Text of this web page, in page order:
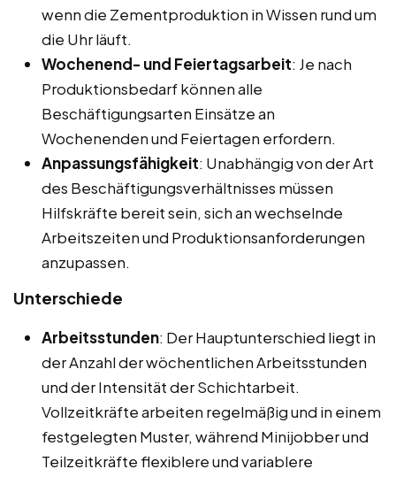
wenn die Zementproduktion in Wissen rund um
die Uhr läuft.
Wochenend- und Feiertagsarbeit: Je nach
Produktionsbedarf können alle
Beschäftigungsarten Einsätze an
Wochenenden und Feiertagen erfordern.
Anpassungsfähigkeit: Unabhängig von der Art
des Beschäftigungsverhältnisses müssen
Hilfskräfte bereit sein, sich an wechselnde
Arbeitszeiten und Produktionsanforderungen
anzupassen.
Unterschiede
Arbeitsstunden: Der Hauptunterschied liegt in
der Anzahl der wöchentlichen Arbeitsstunden
und der Intensität der Schichtarbeit.
Vollzeitkräfte arbeiten regelmäßig und in einem
festgelegten Muster, während Minijobber und
Teilzeitkräfte flexiblere und variablere